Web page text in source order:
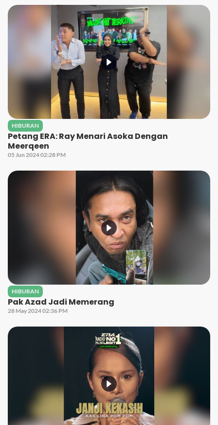
HIBURAN
Petang ERA: Ray Menari Asoka Dengan
Meerqeen
05 Jun 2024 02:28 PM
HIBURAN
Pak Azad Jadi Memerang
28 May 2024 02:36 PM